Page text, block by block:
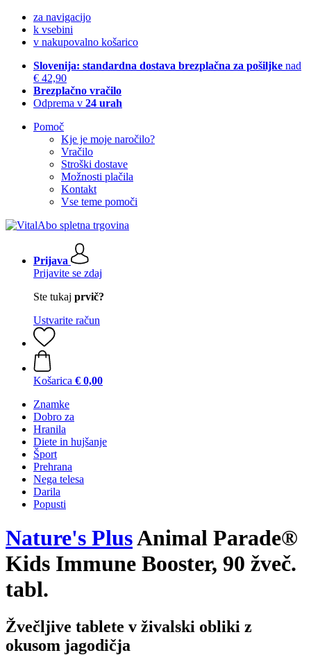
za navigacijo
k vsebini
v nakupovalno košarico
Slovenija: standardna dostava brezplačna za pošiljke nad
€ 42,90
Brezplačno vračilo
Odprema v 24 urah
Pomoč
Kje je moje naročilo?
Vračilo
Stroški dostave
Možnosti plačila
Kontakt
Vse teme pomoči
Prijava
Prijavite se zdaj
Ste tukaj prvič?
Ustvarite račun
Košarica € 0,00
Znamke
Dobro za
Hranila
Diete in hujšanje
Šport
Prehrana
Nega telesa
Darila
Popusti
Nature's PlusAnimal Parade®
Kids Immune Booster, 90 žveč.
tabl.
Žvečljive tablete v živalski obliki z
okusom jagodičja